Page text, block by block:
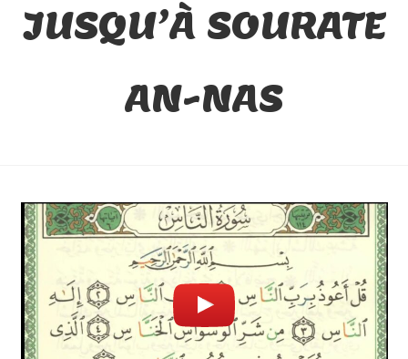
JUSQU’À SOURATE
AN-NAS